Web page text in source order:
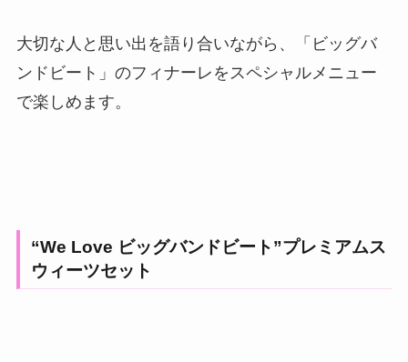
大切な人と思い出を語り合いながら、「ビッグバ
ンドビート」のフィナーレをスペシャルメニュー
で楽しめます。
“We Love ビッグバンドビート”プレミアムス
ウィーツセット